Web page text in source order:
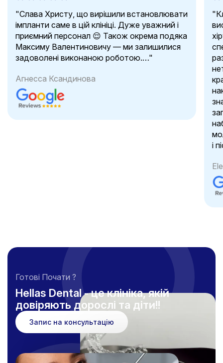
"Слава Христу, що вирішили встановлювати
імпланти саме в цій клініці. Дуже уважний і
приємний персонал 😌 Також окрема подяка
Максиму Валентиновичу — ми залишилися
задоволені виконаною роботою.…"
Агнесса Ксандинова
і
Готові Почати ?
Hellas Dental - це клініка, якій
довіряють дорослі та діти!!
Запис на консультацію